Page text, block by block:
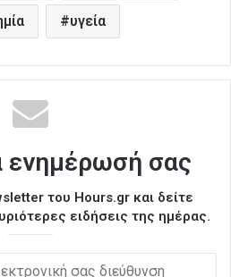
υγεία
ενημέρωσή σας
του Hours.gr και δείτε
ειδήσεις της ημέρας.